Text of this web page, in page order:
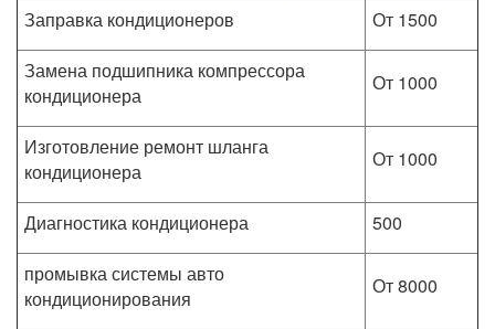
Заправка кондиционеров
От 1500
Замена подшипника компрессора
кондиционера
От 1000
Изготовление ремонт шланга
кондиционера
От 1000
Диагностика кондиционера
500
промывка системы авто
кондиционирования
От 8000